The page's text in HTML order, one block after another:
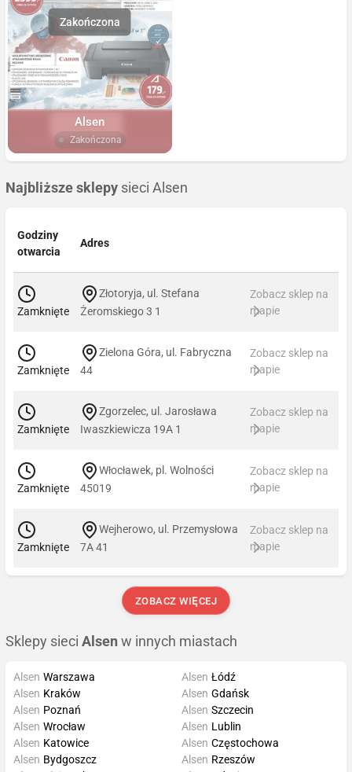
Alsen
Zakończona
Najbliższe sklepy sieci Alsen
Godziny
otwarcia
Adres
Zamknięte
Złotoryja, ul. Stefana
Żeromskiego 3 1
Zobacz sklep na
mapie
Zamknięte
Zielona Góra, ul. Fabryczna
44
Zobacz sklep na
mapie
Zamknięte
Zgorzelec, ul. Jarosława
Iwaszkiewicza 19A 1
Zobacz sklep na
mapie
Zamknięte
Włocławek, pl. Wolności
45019
Zobacz sklep na
mapie
Zamknięte
Wejherowo, ul. Przemysłowa
7A 41
Zobacz sklep na
mapie
ZOBACZ WIĘCEJ
Sklepy sieci Alsen w innych miastach
Alsen Warszawa
Alsen Kraków
Alsen Poznań
Alsen Wrocław
Alsen Łódź
Alsen Gdańsk
Alsen Szczecin
Alsen Lublin
Alsen Katowice
Alsen Bydgoszcz
Alsen Częstochowa
Alsen Rzeszów